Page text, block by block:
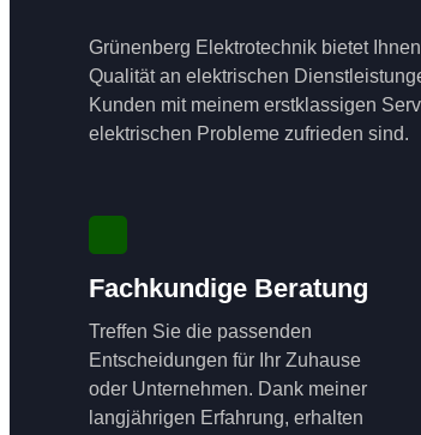
Grünenberg Elektrotechnik bietet
Qualität an elektrischen
Kunden mit meinem erstklassigen
elektrischen Probleme zufrieden sind.
Fachkundige Beratung
Treffen Sie die passenden
Entscheidungen für Ihr Zuhause
oder Unternehmen. Dank meiner
langjährigen Erfahrung, erhalten